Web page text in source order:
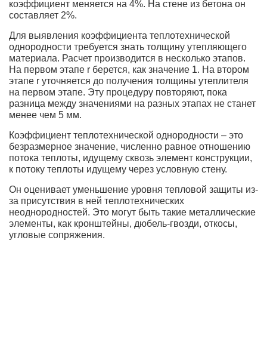
коэффициент меняется на 4%. На стене из бетона он
составляет 2%.
Для выявления коэффициента теплотехнической
однородности требуется знать толщину утепляющего
материала. Расчет производится в несколько этапов.
На первом этапе r берется, как значение 1. На втором
этапе r уточняется до получения толщины утеплителя
на первом этапе. Эту процедуру повторяют, пока
разница между значениями на разных этапах не станет
менее чем 5 мм.
Коэффициент теплотехнической однородности – это
безразмерное значение, численно равное отношению
потока теплоты, идущему сквозь элемент конструкции,
к потоку теплоты идущему через условную стену.
Он оценивает уменьшение уровня тепловой защиты из-
за присутствия в ней теплотехнических
неоднородностей. Это могут быть такие металлические
элементы, как кронштейны, дюбель-гвозди, откосы,
угловые сопряжения.